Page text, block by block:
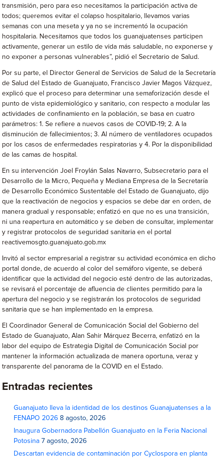
transmisión, pero para eso necesitamos la participación activa de
todos; queremos evitar el colapso hospitalario, llevamos varias
semanas con una meseta y ya no se incrementó la ocupación
hospitalaria. Necesitamos que todos los guanajuatenses participen
activamente, generar un estilo de vida más saludable, no exponerse y
no exponer a personas vulnerables”, pidió el Secretario de Salud.
Por su parte, el Director General de Servicios de Salud de la Secretaría
de Salud del Estado de Guanajuato, Francisco Javier Magos Vázquez,
explicó que el proceso para determinar una semaforización desde el
punto de vista epidemiológico y sanitario, con respecto a modular las
actividades de confinamiento en la población, se basa en cuatro
parámetros: 1. Se refiere a nuevos casos de COVID-19; 2. A la
disminución de fallecimientos; 3. Al número de ventiladores ocupados
por los casos de enfermedades respiratorias y 4. Por la disponibilidad
de las camas de hospital.
En su intervención Joel Froylán Salas Navarro, Subsecretario para el
Desarrollo de la Micro, Pequeña y Mediana Empresa de la Secretaría
de Desarrollo Económico Sustentable del Estado de Guanajuato, dijo
que la reactivación de negocios y espacios se debe dar en orden, de
manera gradual y responsable; enfatizó en que no es una transición,
ni una reapertura en automático y se deben de consultar, implementar
y registrar protocolos de seguridad sanitaria en el portal
reactivemosgto.guanajuato.gob.mx
Invitó al sector empresarial a registrar su actividad económica en dicho
portal donde, de acuerdo al color del semáforo vigente, se deberá
identificar que la actividad del negocio esté dentro de las autorizadas,
se revisará el porcentaje de afluencia de clientes permitido para la
apertura del negocio y se registrarán los protocolos de seguridad
sanitaria que se han implementado en la empresa.
El Coordinador General de Comunicación Social del Gobierno del
Estado de Guanajuato, Alan Sahir Márquez Becerra, enfatizó en la
labor del equipo de Estrategia Digital de Comunicación Social por
mantener la información actualizada de manera oportuna, veraz y
transparente del panorama de la COVID en el Estado.
Entradas recientes
Guanajuato lleva la identidad de los destinos Guanajuatenses a la
FENAPO 2026 8 agosto, 2026
Inaugura Gobernadora Pabellón Guanajuato en la Feria Nacional
Potosina 7 agosto, 2026
Descartan evidencia de contaminación por Cyclospora en planta